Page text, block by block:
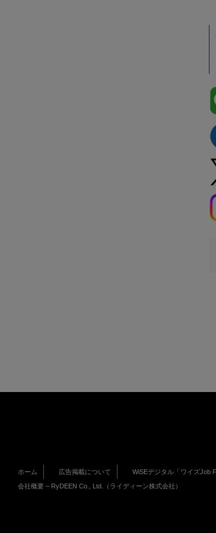
ホーム 広告掲載について WiSEデジタル「ワイズJob
会社概要 – RyDEEN Co., Ltd.（ライディーン株式会社）